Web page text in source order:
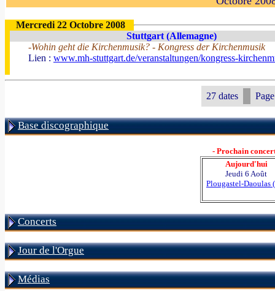
Mercredi 22 Octobre 2008
Stuttgart (Allemagne)
-Wohin geht die Kirchenmusik? - Kongress der Kirchenmusik
Lien : www.mh-stuttgart.de/veranstaltungen/kongress-
27 dates Page
Base discographique
- Prochain
Aujourd'hui
Jeudi 6 Août
Plougastel-Daoulas
Concerts
Jour de l'Orgue
Médias